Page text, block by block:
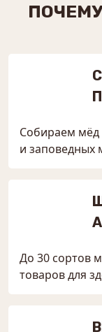
Собираем мёд
и заповедных
До 30 сортов
товаров для